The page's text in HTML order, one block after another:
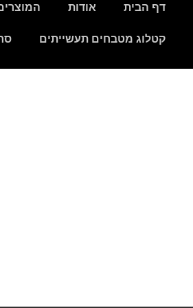
דף הבית אודות
קטלוג מטבחים תעשייתים